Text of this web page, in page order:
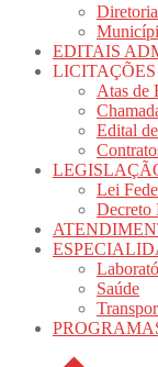
Diretoria
EDITAIS
Atas de
Edital
Lei
Decreto
Saúde